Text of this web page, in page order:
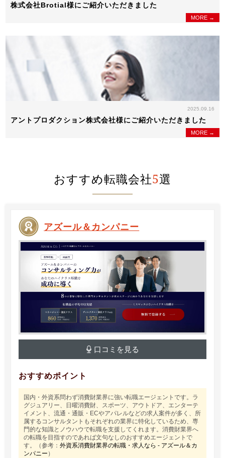
株式会社Brotial様にご紹介いただきました
MORE →
2025.09.16
アントプロダクション株式会社様にご紹介いただきました
MORE →
おすすめ転職会社5選
アズール＆カンパニー
口コミを見る
おすすめポイント
国内・外資系問わず消費財業界に強い転職エージェントです。ラ
グジュアリー、日曜消費財、スポーツ、アウトドア、エンターテ
イメント、流通・通販・ECやアパレルなどの求人案件が多く、所
属するコンサルタントもそれぞれの業界に特化しているため、専
門的な知識とノウハウで転職を支援してくれます。消費財業界へ
の転職を目指すのであれば文句なしのおすすめエージェントで
す。（参考：外資系消費財業界の転職・求人なら - アズール＆カ
ンパニー ）